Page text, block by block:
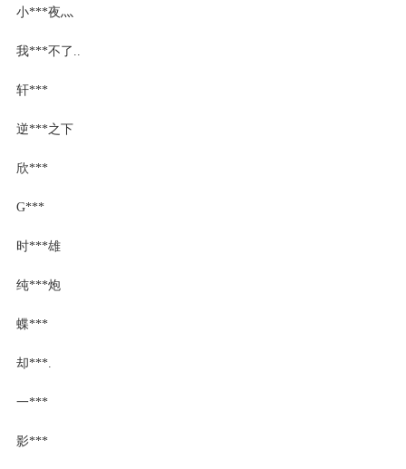
小***夜灬
我***不了..
轩***
逆***之下
欣***
G***
时***雄
纯***炮
蝶***
却***.
一***
影***